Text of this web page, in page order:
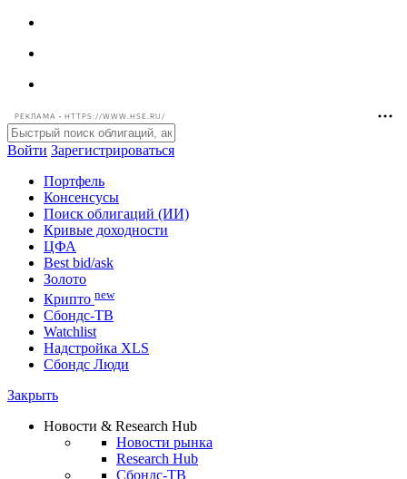
РЕКЛАМА • HTTPS://WWW.HSE.RU/
Войти Зарегистрироваться
Портфель
Консенсусы
Поиск облигаций (ИИ)
Кривые доходности
ЦФА
Best bid/ask
Золото
Крипто new
Watchlist
Сбондс Люди